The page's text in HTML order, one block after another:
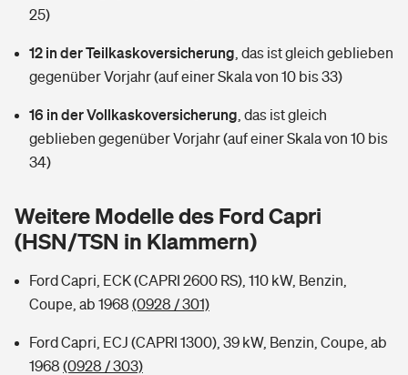
Wer versichert was: Jetzt Versicherer finden
Sie haben Fragen?
Mietkautionsversicherung
Restkreditversicherung
Tools
Hochwasser-Check: Wie gefährdet ist Ihr Haus?
Sie haben Fragen?
Hundehalter-Haftpflicht
Handyversicherung
Private Cyberversicherung
Zur Übersicht
Zur Übersicht
Tools
Wer versichert was: Jetzt Versicherer finden
Rentenrechner: Wie viel Geld bekomme ich im Alter?
25)
12 in der Teilkaskoversicherung das ist gleich geblieben
gegenüber Vorjahr (auf einer Skala von 10 bis 33)
16 in der Vollkaskoversicherung das ist gleich
geblieben gegenüber Vorjahr (auf einer Skala von 10 bis
34)
Weitere Modelle des Ford Capri
(HSN/TSN in Klammern)
Ford Capri, ECK (CAPRI 2600 RS), 110 kW, Benzin,
Coupe, ab 1968 (0928 / 301)
Ford Capri, ECJ (CAPRI 1300), 39 kW, Benzin, Coupe, ab
1968 (0928 / 303)